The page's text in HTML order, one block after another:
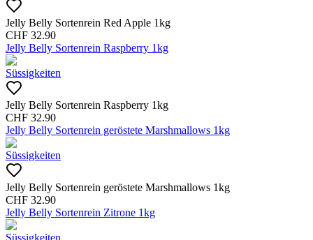
Jelly Belly Sortenrein Red Apple 1kg
CHF 32.90
Jelly Belly Sortenrein Raspberry 1kg
Süssigkeiten
Jelly Belly Sortenrein Raspberry 1kg
CHF 32.90
Jelly Belly Sortenrein geröstete Marshmallows 1kg
Süssigkeiten
Jelly Belly Sortenrein geröstete Marshmallows 1kg
CHF 32.90
Jelly Belly Sortenrein Zitrone 1kg
Süssigkeiten